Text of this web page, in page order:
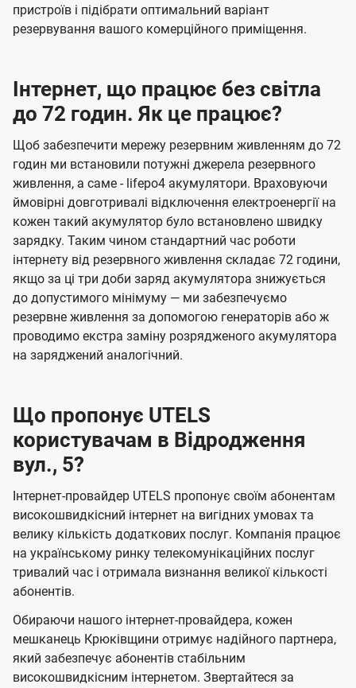
пристроїв і підібрати оптимальний варіант
резервування вашого комерційного приміщення.
Інтернет, що працює без світла
до 72 годин. Як це працює?
Щоб забезпечити мережу резервним живленням до 72
годин ми встановили потужні джерела резервного
живлення, а саме - lifepo4 акумулятори. Враховуючи
ймовірні довготривалі відключення електроенергії на
кожен такий акумулятор було встановлено швидку
зарядку. Таким чином стандартний час роботи
інтернету від резервного живлення складає 72 години,
якщо за ці три доби заряд акумулятора знижується
до допустимого мінімуму — ми забезпечуємо
резервне живлення за допомогою генераторів або ж
проводимо екстра заміну розрядженого акумулятора
на заряджений аналогічний.
Що пропонує UTELS
користувачам в Відродження
вул., 5?
Інтернет-провайдер UTELS пропонує своїм абонентам
високошвидкісний інтернет на вигідних умовах та
велику кількість додаткових послуг. Компанія працює
на українському ринку телекомунікаційних послуг
тривалий час і отримала визнання великої кількості
абонентів.
Обираючи нашого інтернет-провайдера, кожен
мешканець Крюківщини отримує надійного партнера,
який забезпечує абонентів стабільним
високошвидкісним інтернетом. Звертайтеся за